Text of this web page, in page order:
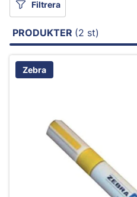
Filtrera
PRODUKTER (2 st)
Zebra